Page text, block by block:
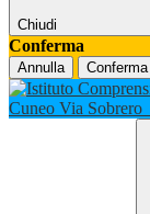
Chiudi
Conferma
Annulla Conferma
Cuneo Via Sobrero